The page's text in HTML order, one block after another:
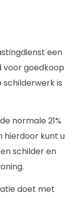
een
goedkoop
schilderwerk is
normale 21%
hierdoor kunt u
schilder en
doet met